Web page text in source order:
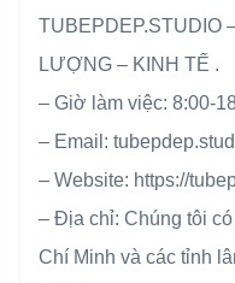
TUBEPDEP.STUDIO
LƯỢNG – KINH TẾ .
– Giờ làm việc: 8:00-
– Email:
– Website: https://
– Địa chỉ: Chúng tôi
Chí Minh và các tỉnh